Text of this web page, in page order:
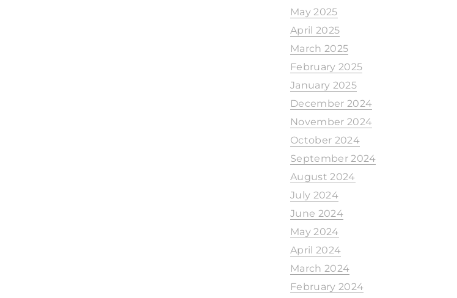
May 2025
April 2025
March 2025
February 2025
January 2025
December 2024
November 2024
October 2024
September 2024
August 2024
July 2024
June 2024
May 2024
April 2024
March 2024
February 2024